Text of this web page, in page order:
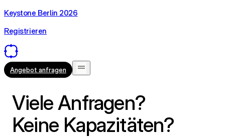
Keystone Berlin 2026
Registrieren
Angebot anfragen
Viele Anfragen?
Keine Kapazitäten?